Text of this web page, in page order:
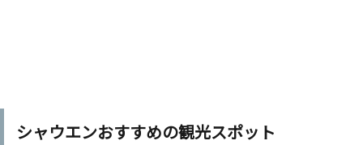
シャウエンおすすめの観光スポット